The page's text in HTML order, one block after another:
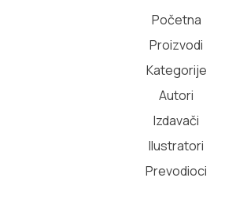
Početna
Proizvodi
Kategorije
Autori
Izdavači
Ilustratori
Prevodioci